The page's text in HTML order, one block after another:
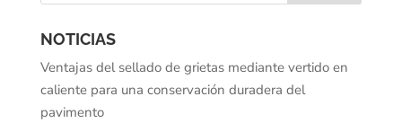
NOTICIAS
Ventajas del sellado de grietas mediante vertido en
caliente para una conservación duradera del
pavimento